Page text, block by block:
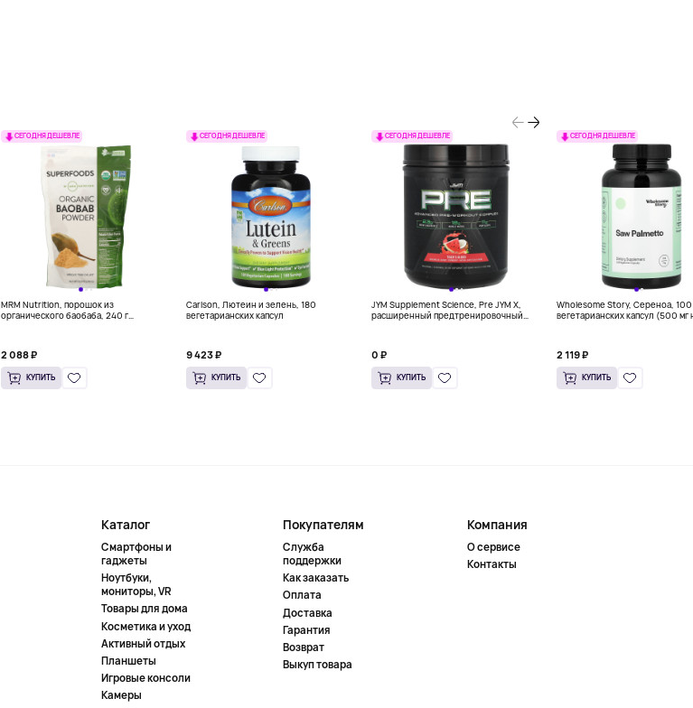
СЕГОДНЯ ДЕШЕВЛЕ
MRM Nutrition, порошок из
органического баобаба, 240 г
2 088 ₽
КУПИТЬ
СЕГОДНЯ ДЕШЕВЛЕ
Carlson, Лютеин и зелень, 180
вегетарианских капсул
9 423 ₽
КУПИТЬ
СЕГОДНЯ ДЕШЕВЛЕ
JYM Supplement Science, Pre JYM X,
расширенный предтренировочный
0 ₽
КУПИТЬ
СЕГОДНЯ ДЕШЕВЛЕ
Wholesome Story, Сереноа, 100
вегетарианских капсул (500 мг
2 119 ₽
КУПИТЬ
Каталог
Смартфоны и
гаджеты
Ноутбуки,
мониторы, VR
Товары для дома
Косметика и уход
Активный отдых
Планшеты
Игровые консоли
Камеры
Покупателям
Служба
поддержки
Как заказать
Оплата
Доставка
Гарантия
Возврат
Выкуп товара
Компания
О сервисе
Контакты